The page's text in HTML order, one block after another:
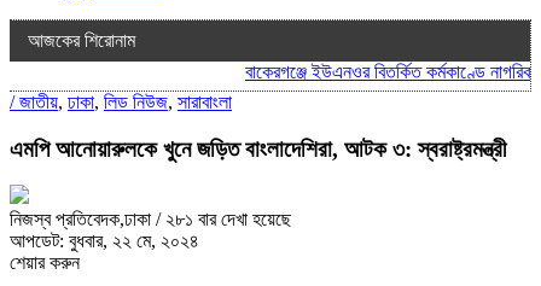
আজকের শিরোনাম
বাকেরগঞ্জে ইউএনওর বিতর্কিত কর্মকাণ্ডে নাগরিক
/জাতীয়, ঢাকা, লিড নিউজ, সারাবাংলা
এমপি আনোয়ারুলকে খুনে জড়িত বাংলাদেশিরা, আটক ৩: স্বরাষ্ট্রমন্ত্রী
নিজস্ব প্রতিবেদক,ঢাকা / ২৮১ বার দেখা হয়েছে
আপডেট: বুধবার, ২২ মে, ২০২৪
শেয়ার করুন